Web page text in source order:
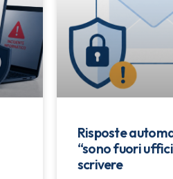
Risposte
“sono fuori
scrivere